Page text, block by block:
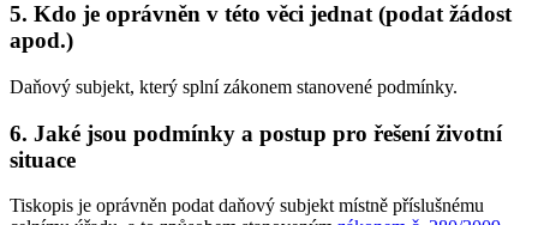
5. Kdo je oprávněn v této věci jednat (podat žádost
apod.)
Daňový subjekt, který splní zákonem stanovené podmínky.
6. Jaké jsou podmínky a postup pro řešení životní
situace
Tiskopis je oprávněn podat daňový subjekt místně příslušnému